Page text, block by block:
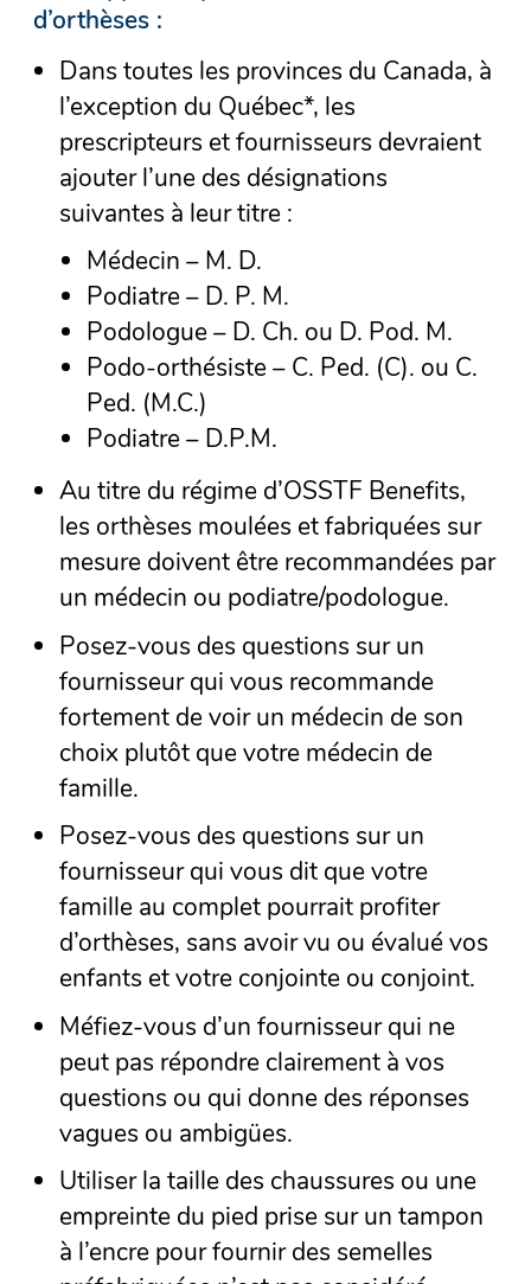
d’orthèses :
Dans toutes les provinces du Canada, à
l’exception du Québec*, les
prescripteurs et fournisseurs devraient
ajouter l’une des désignations
suivantes à leur titre :
Médecin – M. D.
Podiatre – D. P. M.
Podologue – D. Ch. ou D. Pod. M.
Podo-orthésiste – C. Ped. (C). ou C.
Ped. (M.C.)
Podiatre – D.P.M.
Au titre du régime d’OSSTF Benefits,
les orthèses moulées et fabriquées sur
mesure doivent être recommandées par
un médecin ou podiatre/podologue.
Posez-vous des questions sur un
fournisseur qui vous recommande
fortement de voir un médecin de son
choix plutôt que votre médecin de
famille.
Posez-vous des questions sur un
fournisseur qui vous dit que votre
famille au complet pourrait profiter
d’orthèses, sans avoir vu ou évalué vos
enfants et votre conjointe ou conjoint.
Méfiez-vous d’un fournisseur qui ne
peut pas répondre clairement à vos
questions ou qui donne des réponses
vagues ou ambigües.
Utiliser la taille des chaussures ou une
empreinte du pied prise sur un tampon
à l’encre pour fournir des semelles